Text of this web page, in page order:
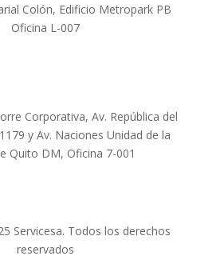
Colón, Edificio Metropark PB
Oficina L-007
Corporativa, Av. República del
y Av. Naciones Unidad de la
Quito DM, Oficina 7-001
Servicesa. Todos los derechos
reservados